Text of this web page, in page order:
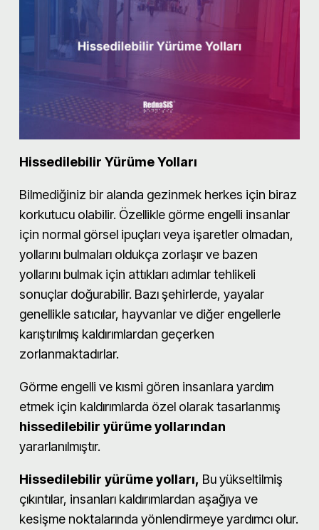
Hissedilebilir Yürüme Yolları
Bilmediğiniz bir alanda gezinmek herkes için biraz
korkutucu olabilir. Özellikle görme engelli insanlar
için normal görsel ipuçları veya işaretler olmadan,
yollarını bulmaları oldukça zorlaşır ve bazen
yollarını bulmak için attıkları adımlar tehlikeli
sonuçlar doğurabilir. Bazı şehirlerde, yayalar
genellikle satıcılar, hayvanlar ve diğer engellerle
karıştırılmış kaldırımlardan geçerken
zorlanmaktadırlar.
Görme engelli ve kısmi gören insanlara yardım
etmek için kaldırımlarda özel olarak tasarlanmış
hissedilebilir yürüme yollarından
yararlanılmıştır.
Hissedilebilir yürüme yolları, Bu yükseltilmiş
çıkıntılar, insanları kaldırımlardan aşağıya ve
kesişme noktalarında yönlendirmeye yardımcı olur.